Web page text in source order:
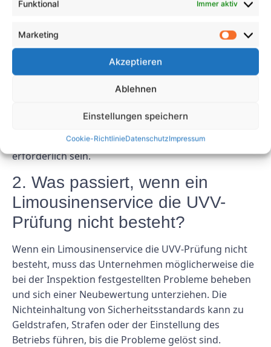
Funktional Immer aktiv
Marketing
Akzeptieren
Ablehnen
Einstellungen speichern
Cookie-RichtlinieDatenschutzImpressum
durchgeführt werden?
Um den gesetzlichen Anforderungen gerecht zu
werden und die Sicherheit der Fahrzeuge zu
gewährleisten, sollte im Limousinenservice
mindestens einmal im Jahr eine UVV-Prüfung
durchgeführt werden. Je nach Alter und Zustand der
Fahrzeuge können jedoch häufigere Inspektionen
erforderlich sein.
2. Was passiert, wenn ein
Limousinenservice die UVV-
Prüfung nicht besteht?
Wenn ein Limousinenservice die UVV-Prüfung nicht
besteht, muss das Unternehmen möglicherweise die
bei der Inspektion festgestellten Probleme beheben
und sich einer Neubewertung unterziehen. Die
Nichteinhaltung von Sicherheitsstandards kann zu
Geldstrafen, Strafen oder der Einstellung des
Betriebs führen, bis die Probleme gelöst sind.